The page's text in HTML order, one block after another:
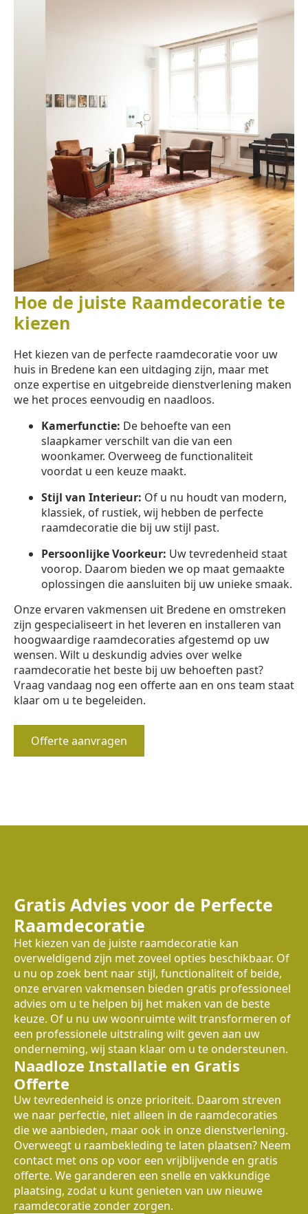
Hoe de juiste Raamdecoratie te
kiezen
Het kiezen van de perfecte raamdecoratie voor uw
huis in Bredene kan een uitdaging zijn, maar met
onze expertise en uitgebreide dienstverlening maken
we het proces eenvoudig en naadloos.
Kamerfunctie: De behoefte van een
slaapkamer verschilt van die van een
woonkamer. Overweeg de functionaliteit
voordat u een keuze maakt.
Stijl van Interieur: Of u nu houdt van modern,
klassiek, of rustiek, wij hebben de perfecte
raamdecoratie die bij uw stijl past.
Persoonlijke Voorkeur: Uw tevredenheid staat
voorop. Daarom bieden we op maat gemaakte
oplossingen die aansluiten bij uw unieke smaak.
Onze ervaren vakmensen uit Bredene en omstreken
zijn gespecialiseert in het leveren en installeren van
hoogwaardige raamdecoraties afgestemd op uw
wensen. Wilt u deskundig advies over welke
raamdecoratie het beste bij uw behoeften past?
Vraag vandaag nog een offerte aan en ons team staat
klaar om u te begeleiden.
Offerte aanvragen
Gratis Advies voor de Perfecte
Raamdecoratie
Het kiezen van de juiste raamdecoratie kan
overweldigend zijn met zoveel opties beschikbaar. Of
u nu op zoek bent naar stijl, functionaliteit of beide,
onze ervaren vakmensen bieden gratis professioneel
advies om u te helpen bij het maken van de beste
keuze. Of u nu uw woonruimte wilt transformeren of
een professionele uitstraling wilt geven aan uw
onderneming, wij staan klaar om u te ondersteunen.
Naadloze Installatie en Gratis
Offerte
Uw tevredenheid is onze prioriteit. Daarom streven
we naar perfectie, niet alleen in de raamdecoraties
die we aanbieden, maar ook in onze dienstverlening.
Overweegt u raambekleding te laten plaatsen? Neem
contact met ons op voor een vrijblijvende en gratis
offerte. We garanderen een snelle en vakkundige
plaatsing, zodat u kunt genieten van uw nieuwe
raamdecoratie zonder zorgen.